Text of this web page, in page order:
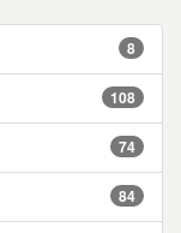
8
108
74
84